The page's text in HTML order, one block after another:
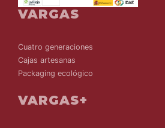
VARGAS
Cuatro generaciones
Cajas artesanas
Packaging ecológico
VARGAS+